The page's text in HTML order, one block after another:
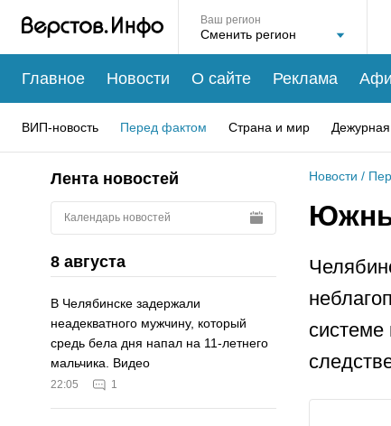
Ваш регион
Главное Новости О сайте Реклама
ВИП-новость Перед фактом Страна и мир Дежурная
Лента новостей
Календарь новостей
8 августа
В Челябинске задержали
неадекватного мужчину, который
средь бела дня напал на 11-летнего
мальчика. Видео
22:05 1
Новости /
системе